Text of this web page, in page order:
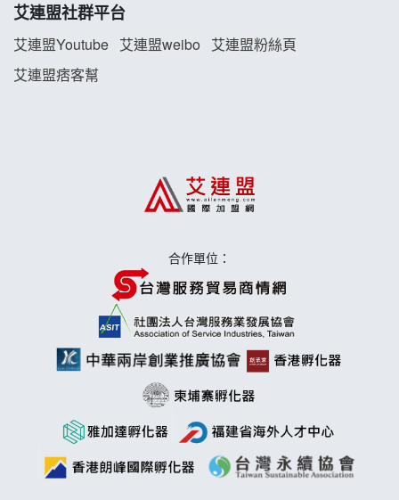
珍好味臭臭鍋加盟說明會
藍象廷泰式火鍋加盟說明會
莫尼早餐Morni加盟說明會
艾連盟社群平台
艾連盟Youtube 艾連盟weibo
艾連盟粉絲頁
艾連盟痞客幫
合作單位：